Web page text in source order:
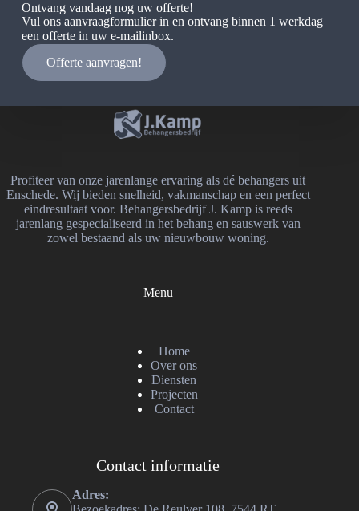
Ontvang vandaag nog uw offerte!
Vul ons aanvraagformulier in en ontvang binnen 1 werkdag
een offerte in uw e-mailinbox.
Offerte aanvragen!
Profiteer van onze jarenlange ervaring als dé behangers uit
Enschede. Wij bieden snelheid, vakmanschap en een perfect
eindresultaat voor. Behangersbedrijf J. Kamp is reeds
jarenlang gespecialiseerd in het behang en sauswerk van
zowel bestaand als uw nieuwbouw woning.
Menu
Home
Over ons
Diensten
Projecten
Contact
Contact informatie
Adres: